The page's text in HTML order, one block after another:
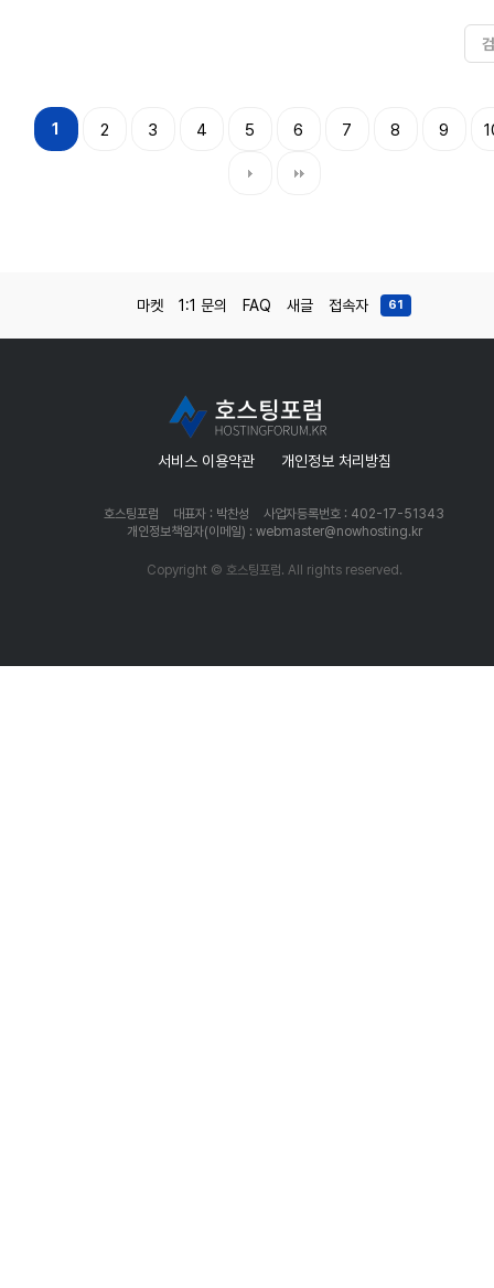
1 2 3 4 5 6 7 8 9
마켓 1:1 문의 FAQ 새글 접속자 61
서비스 이용약관 개인정보 처리방침
호스팅포럼 대표자 : 박찬성
사업자등록번호 : 402-17-51343
개인정보책임자(이메일) : webmaster@nowhosting.kr
Copyright © 호스팅포럼. All rights reserved.